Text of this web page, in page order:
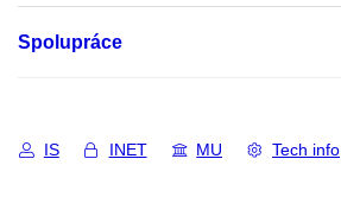
Spolupráce
IS INET MU Tech info